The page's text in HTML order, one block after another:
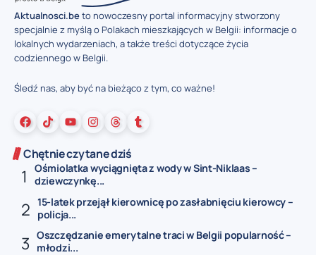
Aktualnosci.beto nowoczesny portal informacyjny stworzony
specjalnie z myślą o Polakach mieszkających w Belgii: informacje o
lokalnych wydarzeniach, a także treści dotyczące życia
codziennego w Belgii.
Śledź nas, aby być na bieżąco z tym, co ważne!
Chętnie czytane dziś
Ośmiolatka wyciągnięta z wody w Sint-Niklaas –
dziewczynkę...
15-latek przejął kierownicę po zasłabnięciu kierowcy –
policja...
Oszczędzanie emerytalne traci w Belgii popularność –
młodzi...